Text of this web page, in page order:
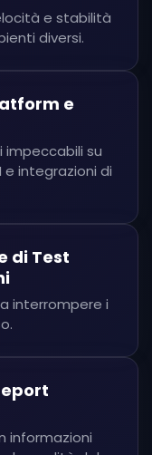
e stabilità
diversi.
e
impeccabili su
e integrazioni di
di Test
interrompere i
informazioni